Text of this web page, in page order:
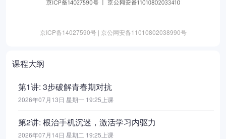
京ICP备14027590号 | 京公网安备11010802038990号
课程大纲
第1讲: 3步破解青春期对抗
2026年07月13日 星期一 19:25上课
第2讲: 根治手机沉迷，激活学习内驱力
2026年07月14日 星期二 19:25上课